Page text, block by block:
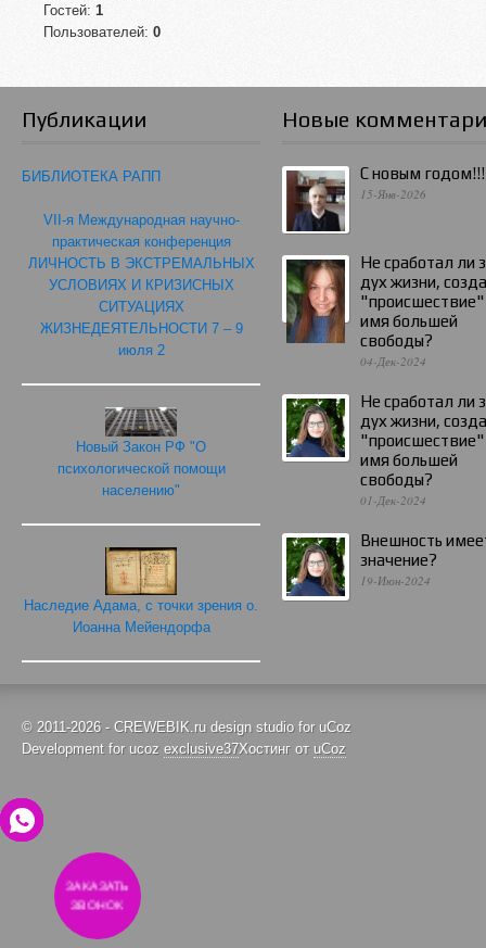
Гостей: 1
Пользователей: 0
Публикации
БИБЛИОТЕКА РАПП
VII-я Международная научно-
практическая конференция
ЛИЧНОСТЬ В ЭКСТРЕМАЛЬНЫХ
УСЛОВИЯХ И КРИЗИСНЫХ
СИТУАЦИЯХ
ЖИЗНЕДЕЯТЕЛЬНОСТИ 7 – 9
июля 2
Новый Закон РФ "О
психологической помощи
населению"
Наследие Адама, с точки зрения о.
Иоанна Мейендорфа
Новые
С новым годом!!!
15-Янв-2026
Не сработал ли
дух жизни,
"происшествие"
имя большей
свободы?
04-Дек-2024
Не сработал ли
дух жизни,
"происшествие"
имя большей
свободы?
01-Дек-2024
Внешность
значение?
19-Июн-2024
© 2011-2026 - CREWEBIK.ru design studio for uCoz
Development for ucoz exclusive37Хостинг от uCoz